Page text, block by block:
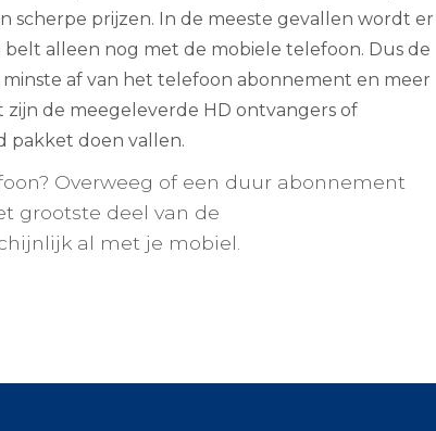
scherpe prijzen. In de meeste gevallen wordt er
alleen nog met de mobiele telefoon. Dus de
af van het telefoon abonnement en meer
de meegeleverde HD ontvangers of
pakket doen vallen.
Overweeg of een duur abonnement
grootste deel van de
al met je mobiel.